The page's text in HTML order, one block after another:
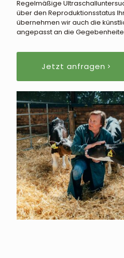
Regelmäßige
über den Reproduktionsstatus
übernehmen wir auch die
angepasst an die
Jetzt anfragen